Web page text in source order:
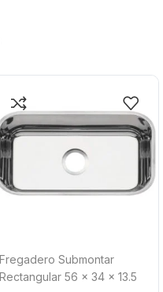
Fregadero Submontar
Rectangular 56 x 34 x 13.5